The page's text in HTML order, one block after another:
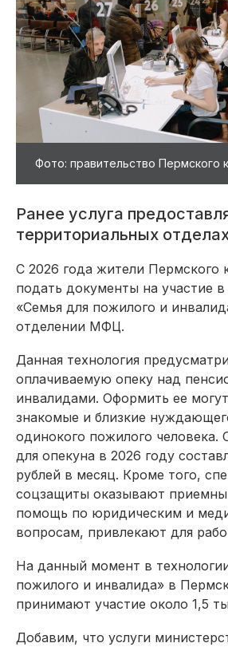
Фото: правительство Пермского
Ранее услуга
территориальных
С 2026 года жители Пермского
подать документы на участие
«Семья для пожилого и
отделении МФЦ.
Данная технология
оплачиваемую опеку над
инвалидами. Оформить ее
знакомые и близкие
одинокого пожилого человека.
для опекуна в 2026 году
рублей в месяц. Кроме того,
соцзащиты оказывают
помощь по юридическим и
вопросам, привлекают для
На данный момент в
пожилого и инвалида» в
принимают участие около 1,5
Добавим, что услуги